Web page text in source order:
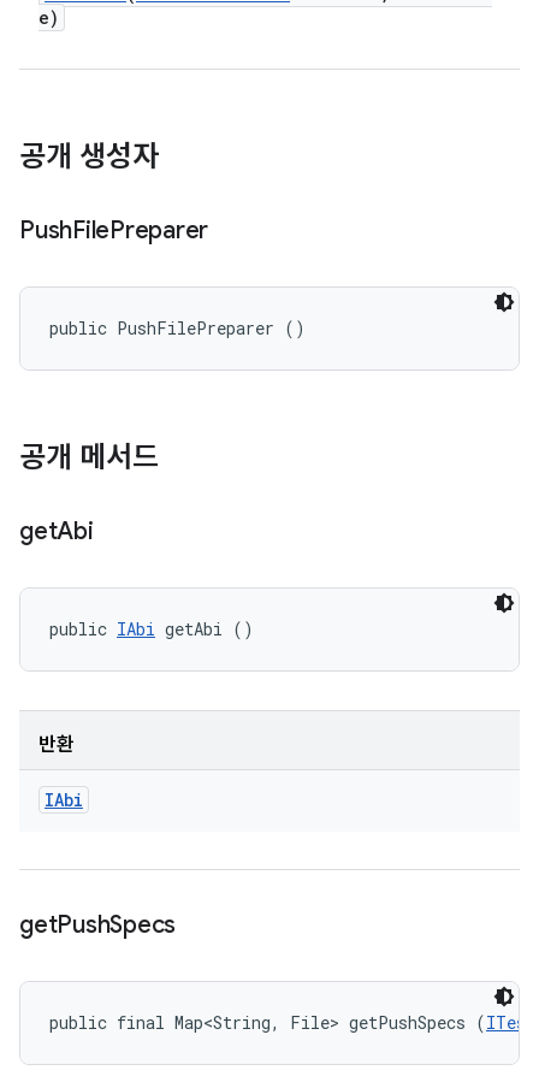
e)
공개 생성자
PushFilePreparer
public PushFilePreparer ()
공개 메서드
getAbi
public IAbi getAbi ()
반환
IAbi
getPushSpecs
public final Map<String, File> getPushSpecs (